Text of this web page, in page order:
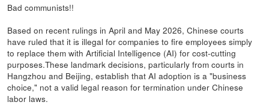
Bad communists!!
Based on recent rulings in April and May 2026, Chinese courts
have ruled that it is illegal for companies to fire employees simply
to replace them with Artificial Intelligence (AI) for cost-cutting
purposes.These landmark decisions, particularly from courts in
Hangzhou and Beijing, establish that AI adoption is a "business
choice," not a valid legal reason for termination under Chinese
labor laws.